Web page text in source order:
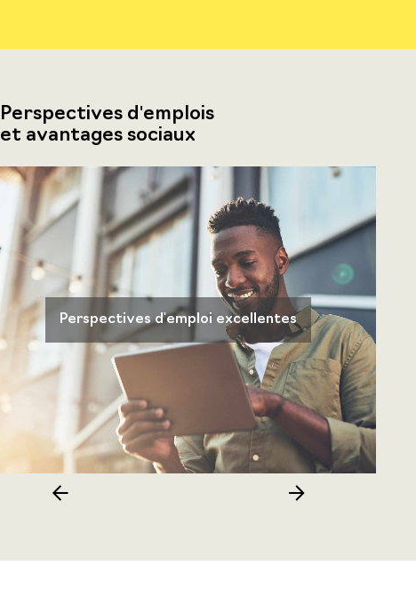
Perspectives d'emplois
et avantages sociaux
Perspectives d'emploi excellentes